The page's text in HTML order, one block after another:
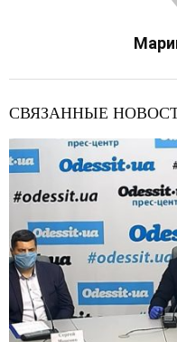
СВЯЗАННЫЕ